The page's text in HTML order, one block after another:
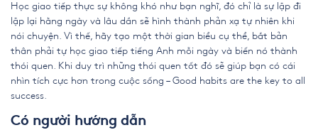
Học giao tiếp thực sự không khó như bạn nghĩ, đó chỉ là sự lặp đi
lặp lại hằng ngày và lâu dần sẽ hình thành phản xạ tự nhiên khi
nói chuyện. Vì thế, hãy tạo một thời gian biểu cụ thể, bắt bản
thân phải tự học giao tiếp tiếng Anh mỗi ngày và biến nó thành
thói quen. Khi duy trì những thói quen tốt đó sẽ giúp bạn có cái
nhìn tích cực hơn trong cuộc sống – Good habits are the key to all
success.
Có người hướng dẫn